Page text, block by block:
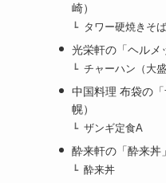
崎）
タワー硬焼きそば
光栄軒の「ヘルメ
チャーハン（大
中国料理 布袋の
幌）
ザンギ定食A
酔来軒の「酔来丼
酔来丼